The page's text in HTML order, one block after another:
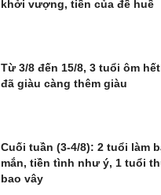
khởi vượng, tiền của đề huề
Từ 3/8 đến 15/8, 3 tuổi ôm
đã giàu càng thêm giàu
Cuối tuần (3-4/8): 2 tuổi làm
mắn, tiền tình như ý, 1 tuổi
bao vây